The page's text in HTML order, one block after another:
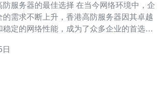
防服务器的最佳选择 在当今网络环境中，企
的需求不断上升，香港高防服务器因其卓越
稳定的网络性能，成为了众多企业的首选。
最可靠的高防服务器仍然是许多企业面临